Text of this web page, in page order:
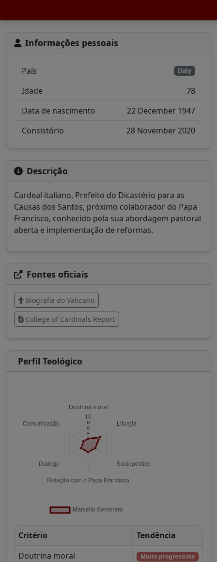
Informações pessoais
País Italy
Idade
78
Data de nascimento
22 December 1947
Consistório
28 November 2020
Descrição
Cardeal italiano, Prefeito do Dicastério para as
Causas dos Santos, próximo colaborador do Papa
Francisco, conhecido pela sua abordagem pastoral
aberta e implementação de reformas.
Fontes oficiais
Biografia do Vaticano
College of Cardinals Report
Perfil Teológico
Critério
Tendência
Doutrina moral
Muito progressista